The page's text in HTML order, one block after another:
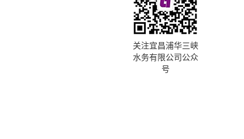
关注宜昌浦华三峡
水务有限公司公众
号